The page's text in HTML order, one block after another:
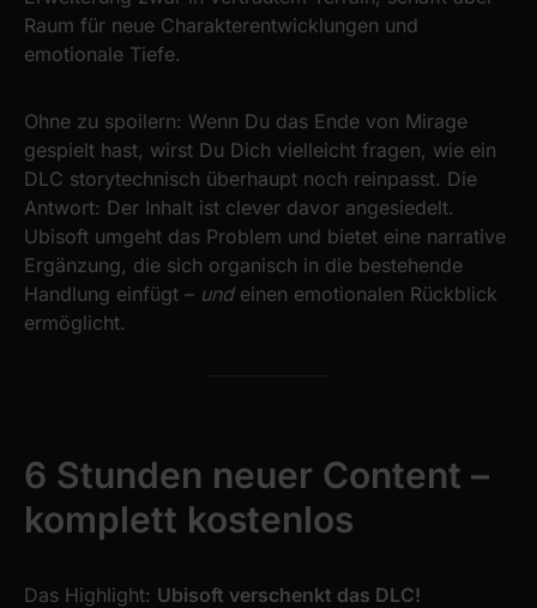
Raum für neue Charakterentwicklungen und
emotionale Tiefe.
Ohne zu spoilern: Wenn Du das Ende von Mirage
gespielt hast, wirst Du Dich vielleicht fragen, wie ein
DLC storytechnisch überhaupt noch reinpasst. Die
Antwort: Der Inhalt ist clever davor angesiedelt.
Ubisoft umgeht das Problem und bietet eine narrative
Ergänzung, die sich organisch in die bestehende
Handlung einfügt – undeinen emotionalen Rückblick
ermöglicht.
6 Stunden neuer Content –
komplett kostenlos
Das Highlight: Ubisoft verschenkt das DLC!